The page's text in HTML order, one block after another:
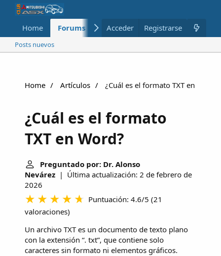
Home Forums Nuevo Miembros
Acceder Registrarse
Posts nuevos
Home Artículos ¿Cuál es el formato TXT en Word?
¿Cuál es el formato
TXT en Word?
Preguntado por: Dr. Alonso
Nevárez | Última actualización: 2 de febrero de
2026
Puntuación: 4.6/5 (21
valoraciones)
Un archivo TXT es un documento de texto plano
con la extensión “. txt”, que contiene solo
caracteres sin formato ni elementos gráficos.